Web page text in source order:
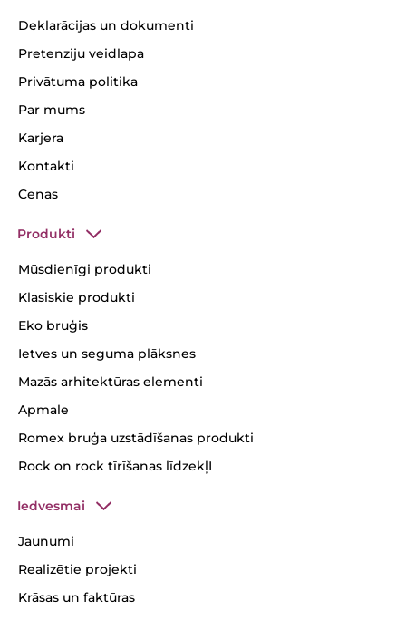
Deklarācijas un dokumenti
Pretenziju veidlapa
Privātuma politika
Par mums
Karjera
Kontakti
Cenas
Produkti
Mūsdienīgi produkti
Klasiskie produkti
Eko bruģis
Ietves un seguma plāksnes
Mazās arhitektūras elementi
Apmale
Romex bruģa uzstādīšanas produkti
Rock on rock tīrīšanas līdzekļI
Iedvesmai
Jaunumi
Realizētie projekti
Krāsas un faktūras